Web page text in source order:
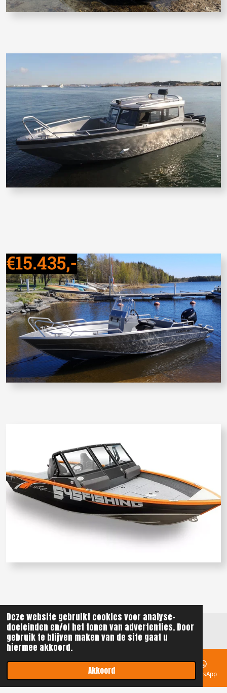
Deze website gebruikt cookies voor analyse-
doeleinden en/of het tonen van advertenties. Door
gebruik te blijven maken van de site gaat u
hiermee akkoord.
Akkoord
BEL ONS!
© 2021 - 2026 ReGi Watersport
Telefoonnummer WhatsApp